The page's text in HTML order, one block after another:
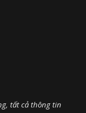
tất cả thông tin